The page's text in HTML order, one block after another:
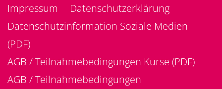
Impressum
Datenschutzerklärung
Datenschutzinformation Soziale Medien
(PDF)
AGB / Teilnahmebedingungen Kurse (PDF)
AGB / Teilnahmebedingungen